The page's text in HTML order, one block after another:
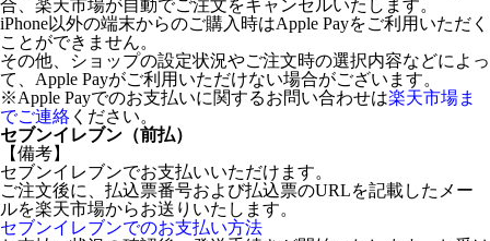
合、楽天市場が自動でご注文をキャンセルいたします。
iPhone以外の端末からのご購入時はApple Payをご利用いただく
ことができません。
その他、ショップの設定状況やご注文時の選択内容などによっ
て、Apple Payがご利用いただけない場合がございます。
※Apple Payでのお支払いに関するお問い合わせは楽天市場ま
でご連絡 ください。
セブンイレブン（前払）
【備考】
セブンイレブンでお支払いいただけます。
ご注文後に、払込票番号および払込票のURLを記載したメー
ルを楽天市場からお送りいたします。
セブンイレブンでのお支払い方法